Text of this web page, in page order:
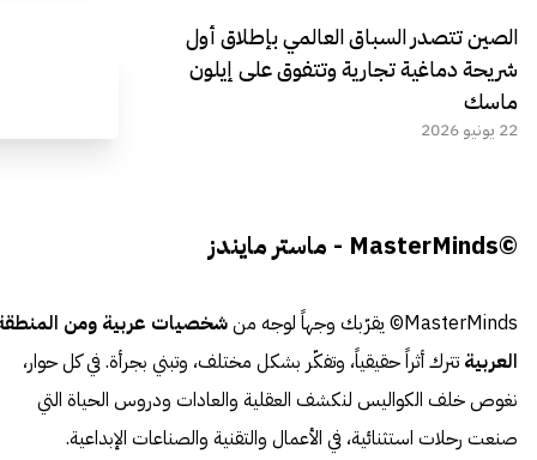
الصين تتصدر السباق العالمي بإطلاق أول
شريحة دماغية تجارية وتتفوق على إيلون
ماسك
22 يونيو 2026
©MasterMinds - ماستر مايندز
MasterMinds© يقرّبك وجهاً لوجه من
شخصيات عربية ومن
العربية تترك أثراً حقيقياً، وتفكّر بشكل مختلف، وتبني بجرأة. في كل حوار،
نغوص خلف الكواليس لنكشف العقلية والعادات ودروس الحياة التي
صنعت رحلات استثنائية، في الأعمال والتقنية والصناعات الإبداعية.